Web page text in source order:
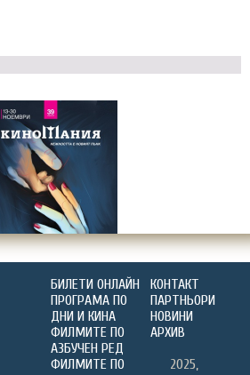
БИЛЕТИ ОНЛАЙН
ПРОГРАМА ПО
ДНИ И КИНА
ФИЛМИТЕ ПО
АЗБУЧЕН РЕД
ФИЛМИТЕ ПО
КОНТАКТ
ПАРТНЬОРИ
НОВИНИ
АРХИВ
2025,